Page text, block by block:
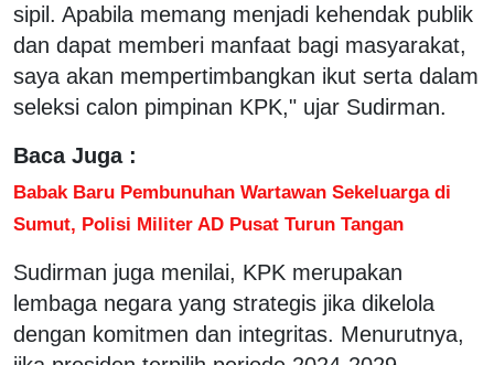
sipil. Apabila memang menjadi kehendak publik
dan dapat memberi manfaat bagi masyarakat,
saya akan mempertimbangkan ikut serta dalam
seleksi calon pimpinan KPK," ujar Sudirman.
Baca Juga :
Babak Baru Pembunuhan Wartawan Sekeluarga di
Sumut, Polisi Militer AD Pusat Turun Tangan
Sudirman juga menilai, KPK merupakan
lembaga negara yang strategis jika dikelola
dengan komitmen dan integritas. Menurutnya,